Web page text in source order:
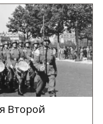
Второй